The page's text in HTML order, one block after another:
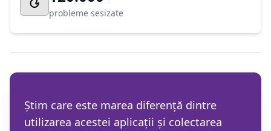
probleme sesizate
Știm care este marea diferență dintre
utilizarea acestei aplicații și colectarea